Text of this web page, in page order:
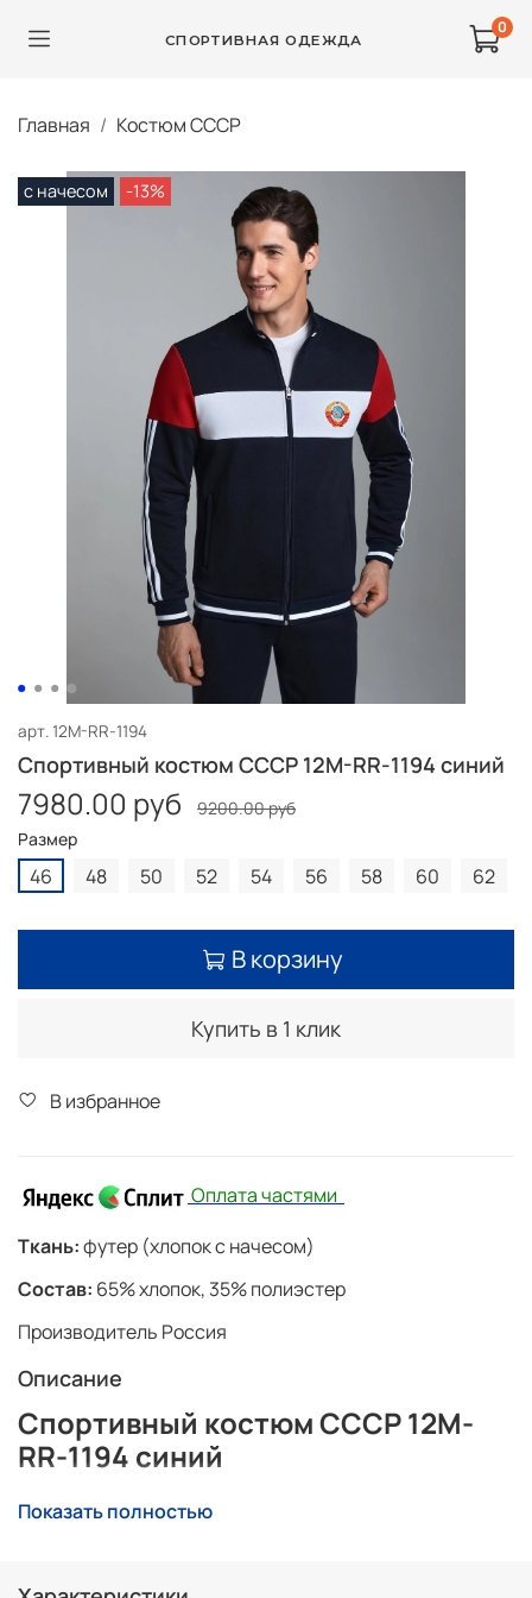
СПОРТИВНАЯ ОДЕЖДА
0
Главная Костюм СССР
с начесом -13%
арт. 12M-RR-1194
Спортивный костюм СССР 12M-RR-1194 синий
7980.00 руб
9200.00 руб
Размер
46 48 50 52 54 56 58 60 62
В корзину
Купить в 1 клик
В избранное
Оплата частями
Ткань:футер (хлопок с начесом)
Состав: 65% хлопок, 35% полиэстер
Производитель Россия
Описание
Спортивный костюм СССР 12M-
RR-1194 синий
Спортивный костюм СССР триколор с начёсом
Показать полностью